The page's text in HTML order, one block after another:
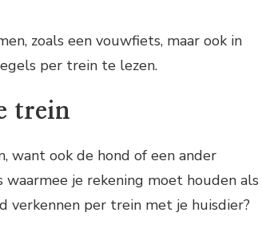
zoals een vouwfiets, maar ook in
per trein te lezen.
trein
want ook de hond of een ander
je rekening moet houden als
verkennen per trein met je huisdier?